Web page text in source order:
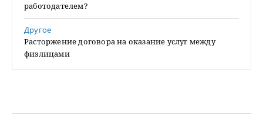
работодателем?
Другое
Расторжение договора на оказание услуг между
физлицами